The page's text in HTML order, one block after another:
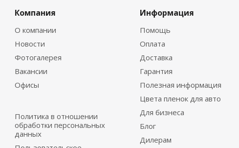
Компания
О компании
Новости
Фотогалерея
Вакансии
Офисы
Политика в отношении
обработки персональных
данных
Информация
Помощь
Оплата
Доставка
Гарантия
Полезная информация
Цвета пленок для авто
Для бизнеса
Блог
Дилерам